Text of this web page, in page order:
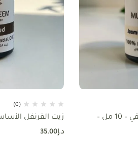
زيت الياسمين الأساسي النقي – 10 مل –
(0)
زيت القرنفل الأساسي النقي
د.إ35.00